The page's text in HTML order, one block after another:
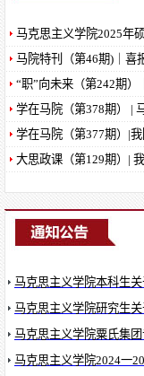
马克思主义学院2025年
马院特刊（第46期)｜喜
“职”向未来（第242期）
学在马院（第378期） |
学在马院（第377期）|
大思政课（第129期）|
马克思主义学院师德师风
马克思主义学院
马克思主义学院
马克思主义学院关于
马克思主义学院关于2025
马克思主义学院2025年
马克思主义学院本科生关
马克思主义学院研究生关
马克思主义学院粟氏集团
马克思主义学院2024一